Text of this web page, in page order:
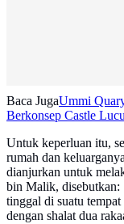
Baca JugaUmmi
Berkonsep Castle
Untuk keperluan itu,
rumah dan
dianjurkan untuk
bin Malik,
tinggal di suatu
dengan shalat dua